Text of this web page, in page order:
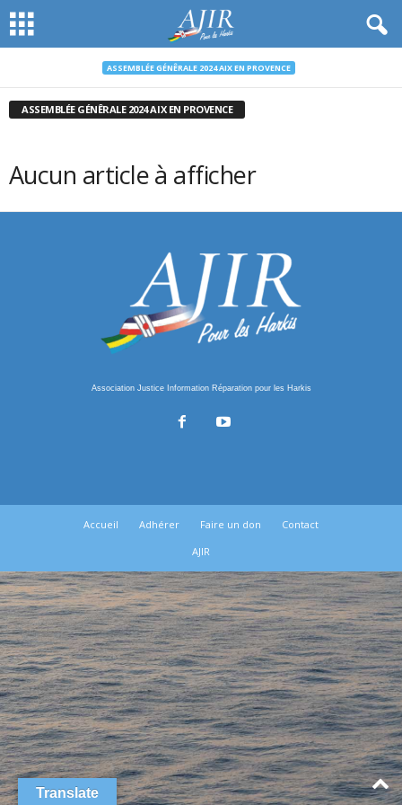
ASSEMBLÉE GÉNÊRALE 2024 AIX EN PROVENCE
ASSEMBLÉE GÉNÊRALE 2024 AIX EN PROVENCE
Aucun article à afficher
Association Justice Information Réparation pour les Harkis
Accueil Adhérer Faire un don
Contact
AJIR
Translate